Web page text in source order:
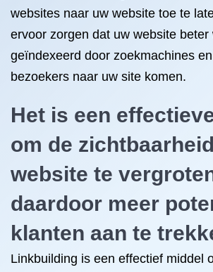
websites naar uw website toe te
ervoor zorgen dat uw website beter
geïndexeerd door zoekmachines
bezoekers naar uw site komen.
Het is een
om de
website te
daardoor meer
klanten aan te
Linkbuilding is een effectief middel